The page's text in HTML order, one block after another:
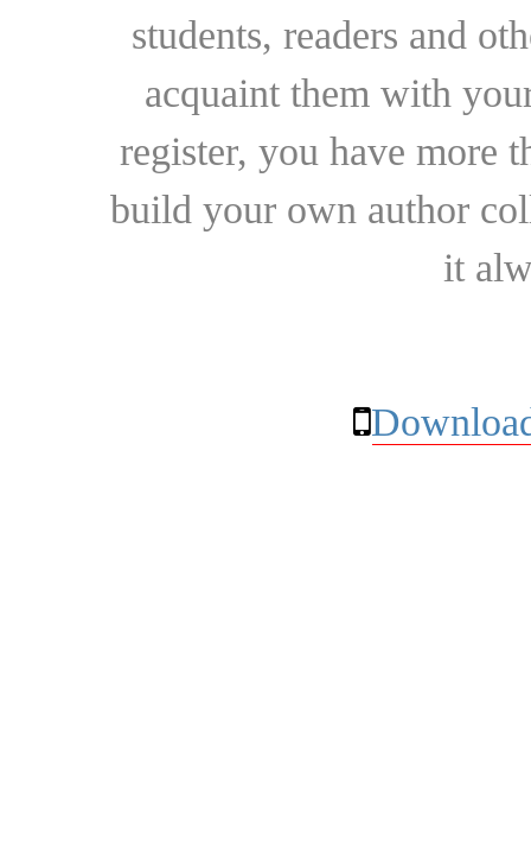
students, readers and
acquaint them with
register, you have more
build your own author
it